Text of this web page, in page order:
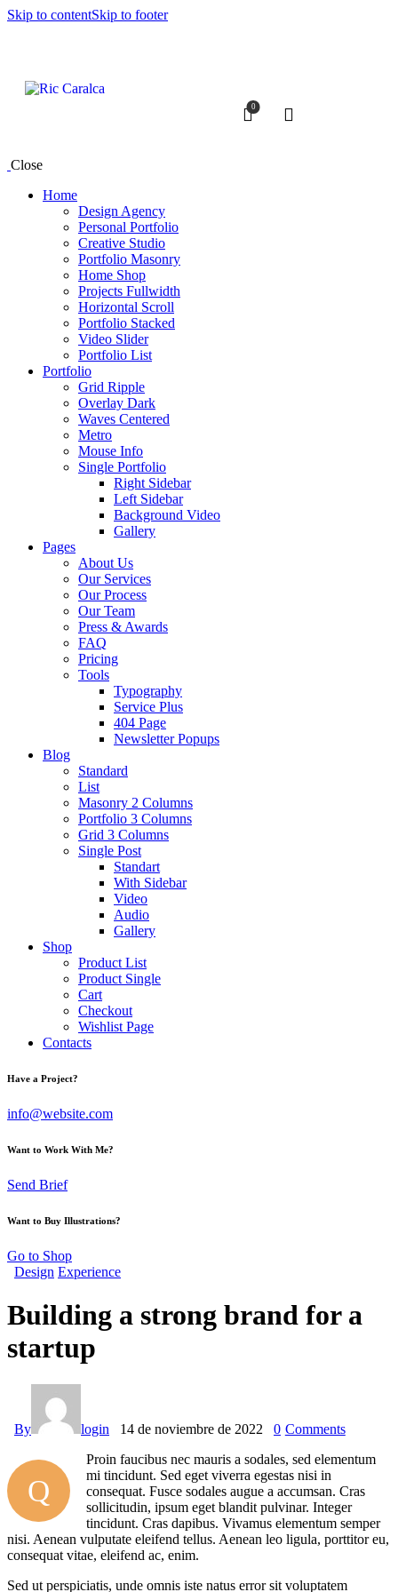
Skip to contentSkip to footer
0
Close
Home
Design Agency
Personal Portfolio
Creative Studio
Portfolio Masonry
Home Shop
Projects Fullwidth
Horizontal Scroll
Portfolio Stacked
Video Slider
Portfolio List
Portfolio
Grid Ripple
Overlay Dark
Waves Centered
Metro
Mouse Info
Single Portfolio
Right Sidebar
Left Sidebar
Background Video
Gallery
Pages
About Us
Our Services
Our Process
Our Team
Press & Awards
FAQ
Pricing
Tools
Typography
Service Plus
404 Page
Newsletter Popups
Blog
Standard
List
Masonry 2 Columns
Portfolio 3 Columns
Grid 3 Columns
Single Post
Standart
With Sidebar
Video
Audio
Gallery
Shop
Product List
Product Single
Cart
Checkout
Wishlist Page
Contacts
Have a Project?
info@website.com
Want to Work With Me?
Send Brief
Want to Buy Illustrations?
Go to Shop
Design Experience
Building a strong brand for a
startup
By login 14 de noviembre de 2022 0 Comments
Q
Proin faucibus nec mauris a sodales, sed elementum
mi tincidunt. Sed eget viverra egestas nisi in
consequat. Fusce sodales augue a accumsan. Cras
sollicitudin, ipsum eget blandit pulvinar. Integer
tincidunt. Cras dapibus. Vivamus elementum semper
nisi. Aenean vulputate eleifend tellus. Aenean leo ligula, porttitor eu,
consequat vitae, eleifend ac, enim.
Sed ut perspiciatis, unde omnis iste natus error sit voluptatem